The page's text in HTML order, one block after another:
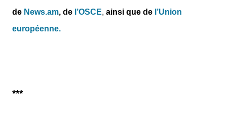
de News.am, de l’OSCE, ainsi que de l’Union
européenne.
***